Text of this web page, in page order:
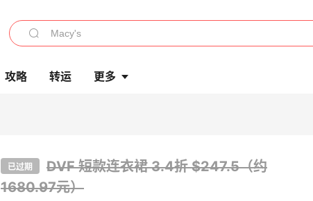
攻略 转运 更多
已过期 DVF 短款连衣裙3.4折 $247.5（约
1680.97元）